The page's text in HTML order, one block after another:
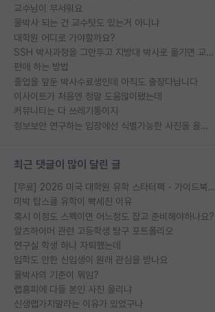
교수님이 무서워요
물박사 되는 건 교수탓도 있는거 아니냐
대학원 어디로 가야할까요?
SSH 박사과정을 그만두고 지방대 박사로 옮기면 교수의 꿈은 끝일까요?
편애 하는 방법
졸업을 앞둔 박사수료생인데 아직도 출장다닙니다
이사이트가 처음엔 정말 도움많이됐는데
커뮤니티는 다 쓰레기통이지
정보보안 연구하는 입장에선 식별가능한 사진을 올리는건 비추이긴함
최근 댓글이 많이 달린 글
[무료] 2026 미국 대학원 유학 스타터팩 - 가이드북 & 합격자 컨택메일 템플릿
미박 탑스쿨 유학이 빡세진 이유
혹시 이정도 스펙이면 어느정도 잡고 준비해야하나요?
알츠하이머 관련 고등학생 탐구 포트폴리오
연구실 학생 하나 자퇴했는데
입학도 안한 신입생이 원래 관심을 받나요
물박사의 기준이 뭐임?
랩홈피에 다들 본인 사진 올리냐
신생랩가지말라는 이유가 있었구나